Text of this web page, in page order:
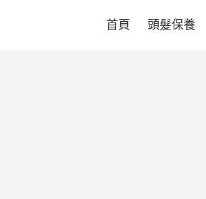
首頁 頭髮保養